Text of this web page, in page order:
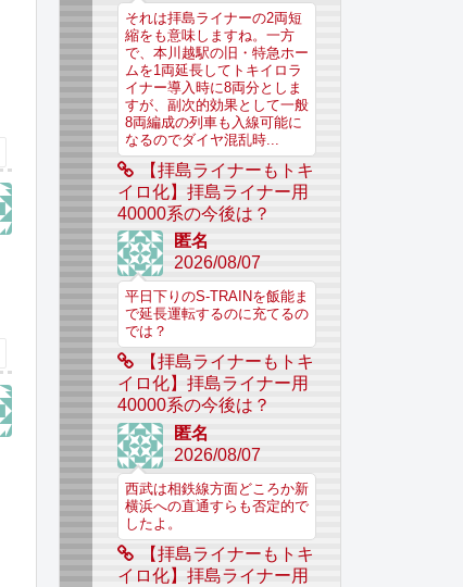
それは拝島ライナーの2両短
縮をも意味しますね。一方
で、本川越駅の旧・特急ホー
ムを1両延長してトキイロラ
イナー導入時に8両分としま
すが、副次的効果として一般
8両編成の列車も入線可能に
なるのでダイヤ混乱時...
【拝島ライナーもトキ
イロ化】拝島ライナー用
40000系の今後は？
匿名
2026/08/07
平日下りのS-TRAINを飯能ま
で延長運転するのに充てるの
では？
【拝島ライナーもトキ
イロ化】拝島ライナー用
40000系の今後は？
匿名
2026/08/07
西武は相鉄線方面どころか新
横浜への直通すらも否定的で
したよ。
【拝島ライナーもトキ
イロ化】拝島ライナー用